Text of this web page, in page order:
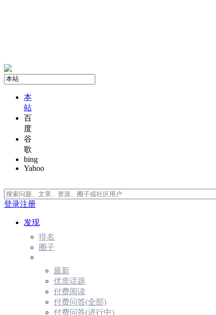
本
站
百
度
谷
歌
bing
Yahoo
登录注册
发现
排名
圈子
最新
优质话题
付费阅读
付费问答(全部)
付费问答(进行中)